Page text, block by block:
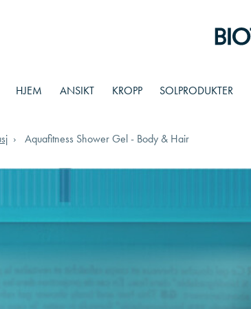
HJEM ANSIKT KROPP SOLPRODUKTER
Aquafitness Shower Gel - Body & Hair